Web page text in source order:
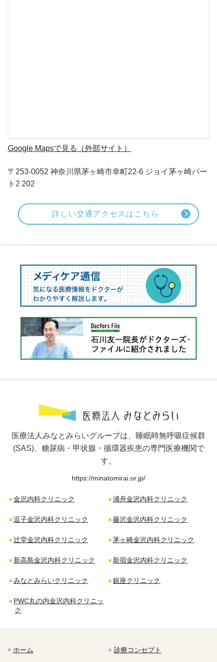
Google Mapsで見る（外部サイト）
〒253-0052 神奈川県茅ヶ崎市幸町22-6 ジョイ茅ヶ崎パー
ト2 202
詳しい交通アクセスはこちら
医療法人みなとみらいグループは、睡眠時無呼吸症候群
(SAS)、糖尿病・甲状腺・循環器疾患の専門医療機関で
す。
https://minatomirai.or.jp/
金沢内科クリニック 浦舟金沢内科クリニック
逗子金沢内科クリニック 藤沢金沢内科クリニック
辻堂金沢内科クリニック 茅ヶ崎金沢内科クリニック
新高島金沢内科クリニック 新宿金沢内科クリニック
みなとみらいクリニック 銀座クリニック
PWC丸の内金沢内科クリニッ
ク
ホーム 診療コンセプト